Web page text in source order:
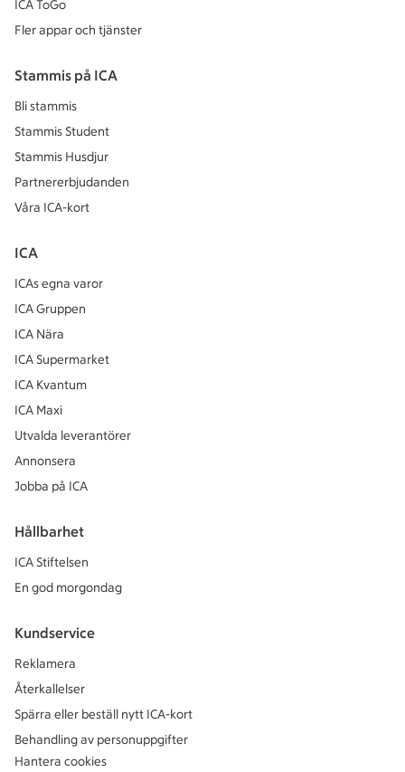
ICA ToGo
Fler appar och tjänster
Stammis på ICA
Bli stammis
Stammis Student
Stammis Husdjur
Partnererbjudanden
Våra ICA-kort
ICA
ICAs egna varor
ICA Gruppen
ICA Nära
ICA Supermarket
ICA Kvantum
ICA Maxi
Utvalda leverantörer
Annonsera
Jobba på ICA
Hållbarhet
ICA Stiftelsen
En god morgondag
Kundservice
Reklamera
Återkallelser
Spärra eller beställ nytt ICA-kort
Behandling av personuppgifter
Hantera cookies